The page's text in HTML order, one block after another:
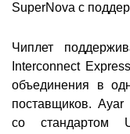
SuperNova с
Чиплет
Interconnect
объединения в
поставщиков. Ayar
со стандартом